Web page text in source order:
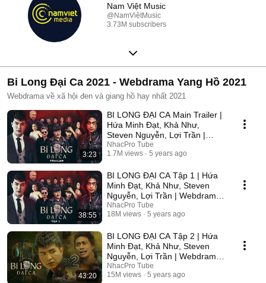
Nam Việt Music
@NamViệtMusic
3.73M subscribers
Bi Long Đại Ca 2021 - Webdrama Yang Hồ 2021
Webdrama về xã hội đen và giang hồ hay nhất 2021
3:23
BI LONG ĐẠI CA Main Trailer |
Hứa Minh Đạt, Khả Như,
Steven Nguyễn, Lợi Trần |
Webdrama Yang Hồ 2021
NhacPro Tube
1.7M views
5 years ago
38:55
BI LONG ĐẠI CA Tập 1 | Hứa
Minh Đạt, Khả Như, Steven
Nguyễn, Lợi Trần | Webdrama
Yang Hồ 2021
NhacPro Tube
18M views
5 years ago
43:20
BI LONG ĐẠI CA Tập 2 | Hứa
Minh Đạt, Khả Như, Steven
Nguyễn, Lợi Trần | Webdrama
Yang Hồ 2021
NhacPro Tube
15M views
5 years ago